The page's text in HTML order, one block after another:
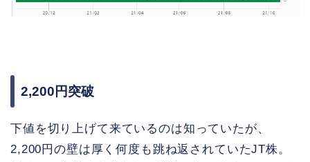
2,200円突破
下値を切り上げて来ているのは知っていたが、
2,200円の壁は厚く何度も跳ね返されていたJT株。